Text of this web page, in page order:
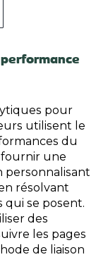
pour
utilisent le
du
fournir une
personnalisant
résolvant
se posent.
des
les pages
de liaison